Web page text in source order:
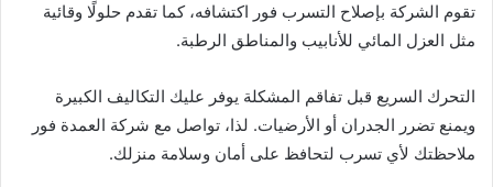
تقوم الشركة بإصلاح التسرب فور اكتشافه، كما تقدم حلولًا وقائية
مثل العزل المائي للأنابيب والمناطق الرطبة.
التحرك السريع قبل تفاقم المشكلة يوفر عليك التكاليف الكبيرة
ويمنع تضرر الجدران أو الأرضيات. لذا، تواصل مع شركة العمدة فور
ملاحظتك لأي تسرب لتحافظ على أمان وسلامة منزلك.